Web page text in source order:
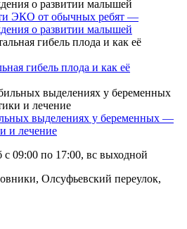
ЭКО от обычных ребят —
о развитии малышей
гибель плода и как её
выделениях у беременных —
и лечение
09:00 по 17:00, вс выходной
Олсуфьевский переулок,